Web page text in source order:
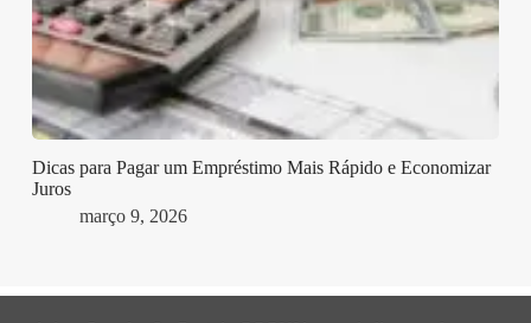
Dicas para Pagar um Empréstimo Mais Rápido e Economizar
Juros
março 9, 2026